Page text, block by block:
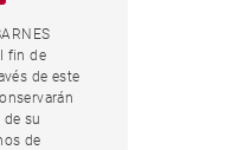
fin de
de este
su
de